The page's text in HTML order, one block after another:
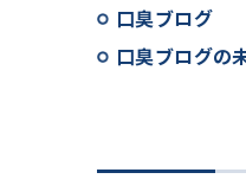
口臭ブログ
口臭ブログの